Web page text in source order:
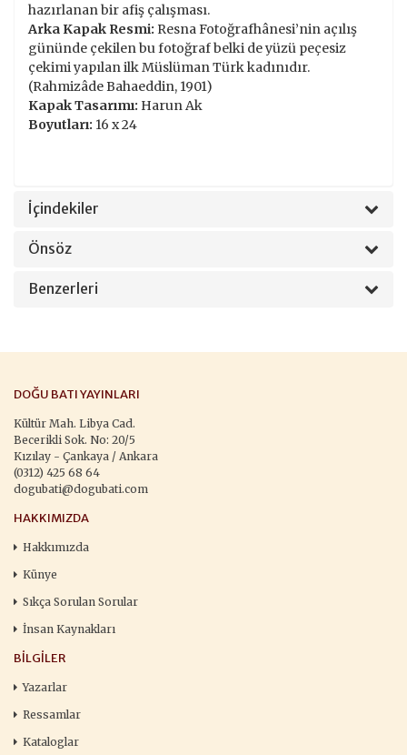
hazırlanan bir afiş çalışması.
Arka Kapak Resmi: Resna Fotoğrafhânesi’nin açılış
gününde çekilen bu fotoğraf belki de yüzü peçesiz
çekimi yapılan ilk Müslüman Türk kadınıdır.
(Rahmizâde Bahaeddin, 1901)
Kapak Tasarımı: Harun Ak
Boyutları: 16 x 24
İçindekiler
Önsöz
Benzerleri
DOĞU BATI YAYINLARI
Kültür Mah. Libya Cad.
Becerikli Sok. No: 20/5
Kızılay - Çankaya / Ankara
(0312) 425 68 64
dogubati@dogubati.com
HAKKIMIZDA
Hakkımızda
Künye
Sıkça Sorulan Sorular
İnsan Kaynakları
BILGILER
Yazarlar
Ressamlar
Kataloglar